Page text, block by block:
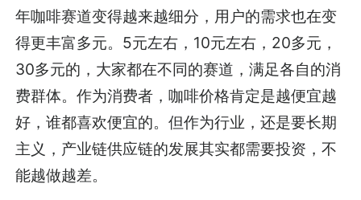
年咖啡赛道变得越来越细分，用户的需求也在变
得更丰富多元。5元左右，10元左右，20多元，
30多元的，大家都在不同的赛道，满足各自的消
费群体。作为消费者，咖啡价格肯定是越便宜越
好，谁都喜欢便宜的。但作为行业，还是要长期
主义，产业链供应链的发展其实都需要投资，不
能越做越差。